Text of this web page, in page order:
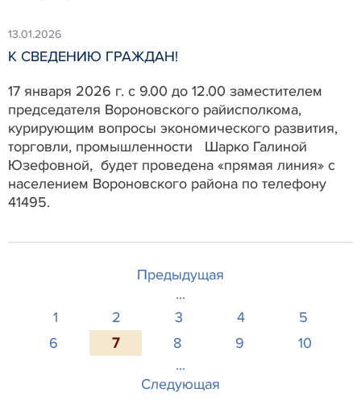
13.01.2026
К СВЕДЕНИЮ ГРАЖДАН!
17 января 2026 г. с 9.00 до 12.00 заместителем
председателя Вороновского райисполкома,
курирующим вопросы экономического развития,
торговли, промышленности Шарко Галиной
Юзефовной, будет проведена «прямая линия» с
населением Вороновского района по телефону
41495.
Предыдущая
...
1
2 3 4
5
6
7 8 9
10
...
Следующая